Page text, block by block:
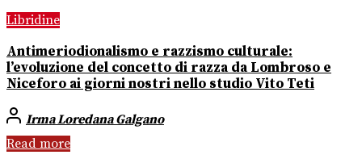
Libridine
Antimeriodionalismo e razzismo culturale:
l’evoluzione del concetto di razza da Lombroso e
Niceforo ai giorni nostri nello studio Vito Teti
Irma Loredana Galgano
Read more